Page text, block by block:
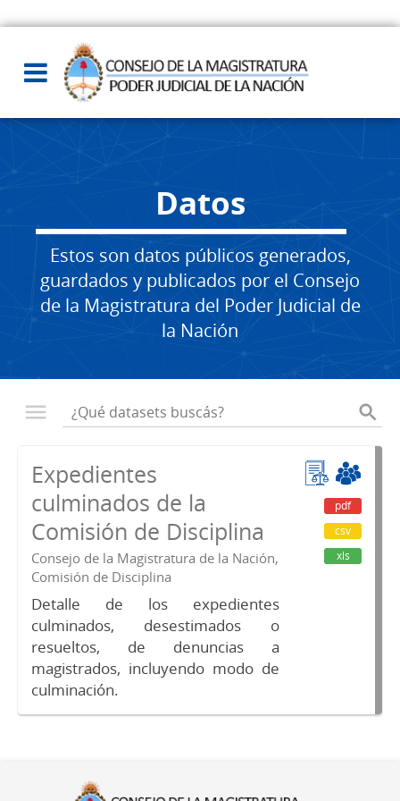
Datos
Estos son datos públicos generados,
guardados y publicados por el Consejo
de la Magistratura del Poder Judicial de
la Nación
Expedientes
culminados de la
Comisión de Disciplina
Consejo de la Magistratura de la Nación,
Comisión de Disciplina
Detalle de los expedientes
culminados, desestimados o
resueltos, de denuncias a
magistrados, incluyendo modo de
culminación.
pdf
csv
xls